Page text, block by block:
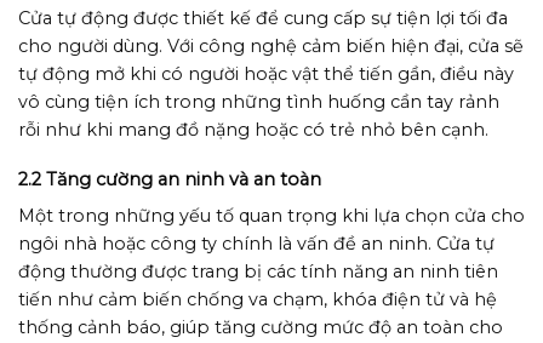
Cửa tự động được thiết kế để cung cấp sự tiện lợi tối đa
cho người dùng. Với công nghệ cảm biến hiện đại, cửa sẽ
tự động mở khi có người hoặc vật thể tiến gần, điều này
vô cùng tiện ích trong những tình huống cần tay rảnh
rỗi như khi mang đồ nặng hoặc có trẻ nhỏ bên cạnh.
2.2 Tăng cường an ninh và an toàn
Một trong những yếu tố quan trọng khi lựa chọn cửa cho
ngôi nhà hoặc công ty chính là vấn đề an ninh. Cửa tự
động thường được trang bị các tính năng an ninh tiên
tiến như cảm biến chống va chạm, khóa điện tử và hệ
thống cảnh báo, giúp tăng cường mức độ an toàn cho